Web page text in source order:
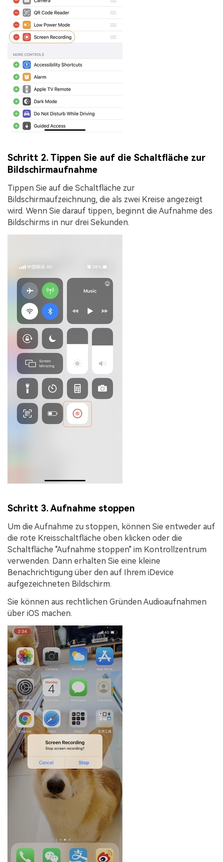
Schritt 2. Tippen Sie auf die Schaltfläche zur
Bildschirmaufnahme
Tippen Sie auf die Schaltfläche zur
Bildschirmaufzeichnung, die als zwei Kreise angezeigt
wird. Wenn Sie darauf tippen, beginnt die Aufnahme des
Bildschirms in nur drei Sekunden.
Schritt 3. Aufnahme stoppen
Um die Aufnahme zu stoppen, können Sie entweder auf
die rote Kreisschaltfläche oben klicken oder die
Schaltfläche "Aufnahme stoppen" im Kontrollzentrum
verwenden. Dann erhalten Sie eine kleine
Benachrichtigung über den auf Ihrem iDevice
aufgezeichneten Bildschirm.
Sie können aus rechtlichen Gründen Audioaufnahmen
über iOS machen.